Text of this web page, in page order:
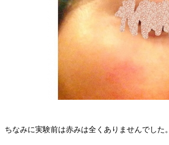
ちなみに実験前は赤みは全くありませんでした。